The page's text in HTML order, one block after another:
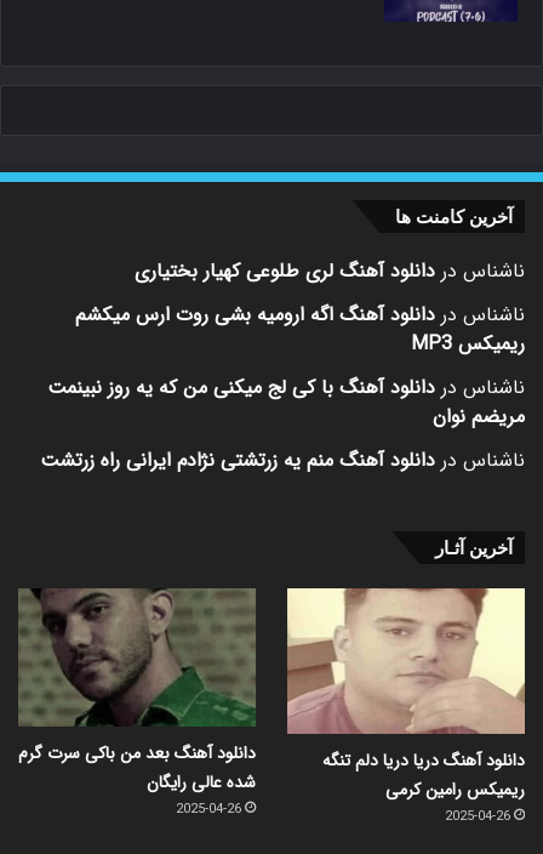
آخرین کامنت ها
ناشناس در دانلود آهنگ لری طلوعی کهیار بختیاری
ناشناس در دانلود آهنگ اگه ارومیه بشی روت ارس میکشم
ریمیکس MP3
ناشناس در دانلود آهنگ با کی لج میکنی من که یه روز نبینمت
مریضم نوان
ناشناس در دانلود آهنگ منم یه زرتشتی نژادم ایرانی راه زرتشت
آخرین آثـار
دانلود آهنگ دریا دریا دلم تنگه
ریمیکس رامین کرمی
2025-04-26
دانلود آهنگ بعد من باکی سرت گرم
شده عالی رایگان
2025-04-26